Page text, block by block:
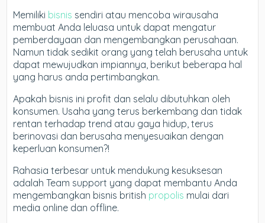
Memiliki bisnis sendiri atau mencoba wirausaha
membuat Anda leluasa untuk dapat mengatur
pemberdayaan dan mengembangkan perusahaan.
Namun tidak sedikit orang yang telah berusaha untuk
dapat mewujudkan impiannya, berikut beberapa hal
yang harus anda pertimbangkan.
Apakah bisnis ini profit dan selalu dibutuhkan oleh
konsumen. Usaha yang terus berkembang dan tidak
rentan terhadap trend atau gaya hidup, terus
berinovasi dan berusaha menyesuaikan dengan
keperluan konsumen?!
Rahasia terbesar untuk mendukung kesuksesan
adalah Team support yang dapat membantu Anda
mengembangkan bisnis british propolis mulai dari
media online dan offline.